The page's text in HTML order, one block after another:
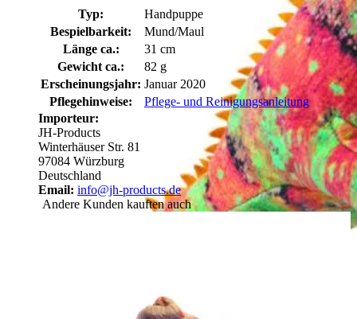
Typ:
Handpuppe
Bespielbarkeit:
Mund/Maul
Länge ca.:
31 cm
Gewicht ca.:
82 g
Erscheinungsjahr: Januar 2020
Pflegehinweise:
Pflege- und Reinigungsanleitung
Importeur:
JH-Products
Winterhäuser Str. 81
97084 Würzburg
Deutschland
Email: info@jh-products.de
Andere Kunden kauften auch